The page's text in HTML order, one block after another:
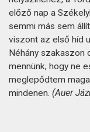
előző nap a
semmi más sem
viszont az első híd
Néhány szakaszon
mennünk, hogy ne
meglepődtem
mindenen. (Auer